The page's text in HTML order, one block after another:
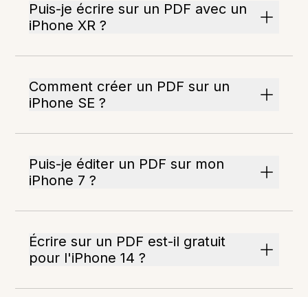
Puis-je écrire sur un PDF avec un
iPhone XR ?
Comment créer un PDF sur un
iPhone SE ?
Puis-je éditer un PDF sur mon
iPhone 7 ?
Écrire sur un PDF est-il gratuit
pour l'iPhone 14 ?